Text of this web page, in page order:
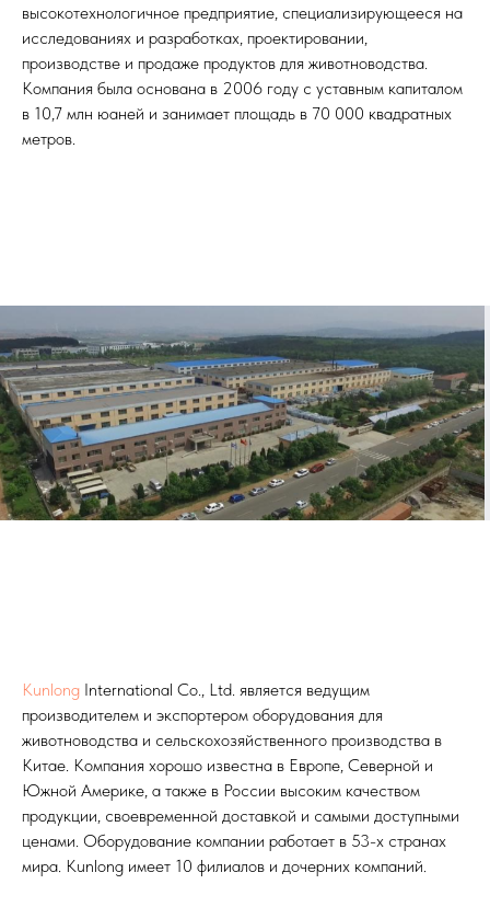
высокотехнологичное предприятие, специализирующееся на
исследованиях и разработках, проектировании,
производстве и продаже продуктов для животноводства.
Компания была основана в 2006 году с уставным капиталом
в 10,7 млн юаней и занимает площадь в 70 000 квадратных
метров.
Kunlong International Co., Ltd. является ведущим
производителем и экспортером оборудования для
животноводства и сельскохозяйственного производства в
Китае. Компания хорошо известна в Европе, Северной и
Южной Америке, а также в России высоким качеством
продукции, своевременной доставкой и самыми доступными
ценами. Оборудование компании работает в 53-х странах
мира. Kunlong имеет 10 филиалов и дочерних компаний.